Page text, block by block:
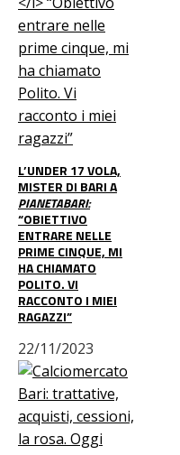
L’UNDER 17 VOLA,
MISTER DI BARI A
PIANETABARI:
“OBIETTIVO
ENTRARE NELLE
PRIME CINQUE, MI
HA CHIAMATO
POLITO. VI
RACCONTO I MIEI
RAGAZZI”
22/11/2023